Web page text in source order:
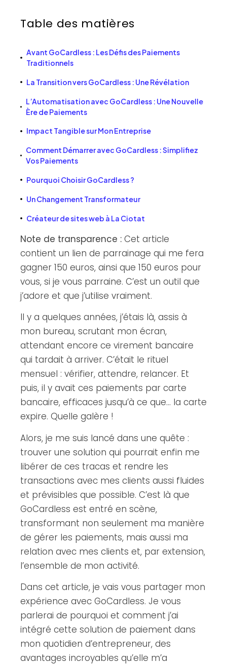
Table des matières
Avant GoCardless : Les Défis des Paiements
Traditionnels
La Transition vers GoCardless : Une Révélation
L’Automatisation avec GoCardless : Une Nouvelle
Ère de Paiements
Impact Tangible sur Mon Entreprise
Comment Démarrer avec GoCardless : Simplifiez
Vos Paiements
Pourquoi Choisir GoCardless ?
Un Changement Transformateur
Créateur de sites web à La Ciotat
Note de transparence : Cet article
contient un lien de parrainage qui me fera
gagner 150 euros, ainsi que 150 euros pour
vous, si je vous parraine. C’est un outil que
j’adore et que j’utilise vraiment.
Il y a quelques années, j’étais là, assis à
mon bureau, scrutant mon écran,
attendant encore ce virement bancaire
qui tardait à arriver. C’était le rituel
mensuel : vérifier, attendre, relancer. Et
puis, il y avait ces paiements par carte
bancaire, efficaces jusqu’à ce que… la carte
expire. Quelle galère !
Alors, je me suis lancé dans une quête :
trouver une solution qui pourrait enfin me
libérer de ces tracas et rendre les
transactions avec mes clients aussi fluides
et prévisibles que possible. C’est là que
GoCardless est entré en scène,
transformant non seulement ma manière
de gérer les paiements, mais aussi ma
relation avec mes clients et, par extension,
l’ensemble de mon activité.
Dans cet article, je vais vous partager mon
expérience avec GoCardless. Je vous
parlerai de pourquoi et comment j’ai
intégré cette solution de paiement dans
mon quotidien d’entrepreneur, des
avantages incroyables qu’elle m’a